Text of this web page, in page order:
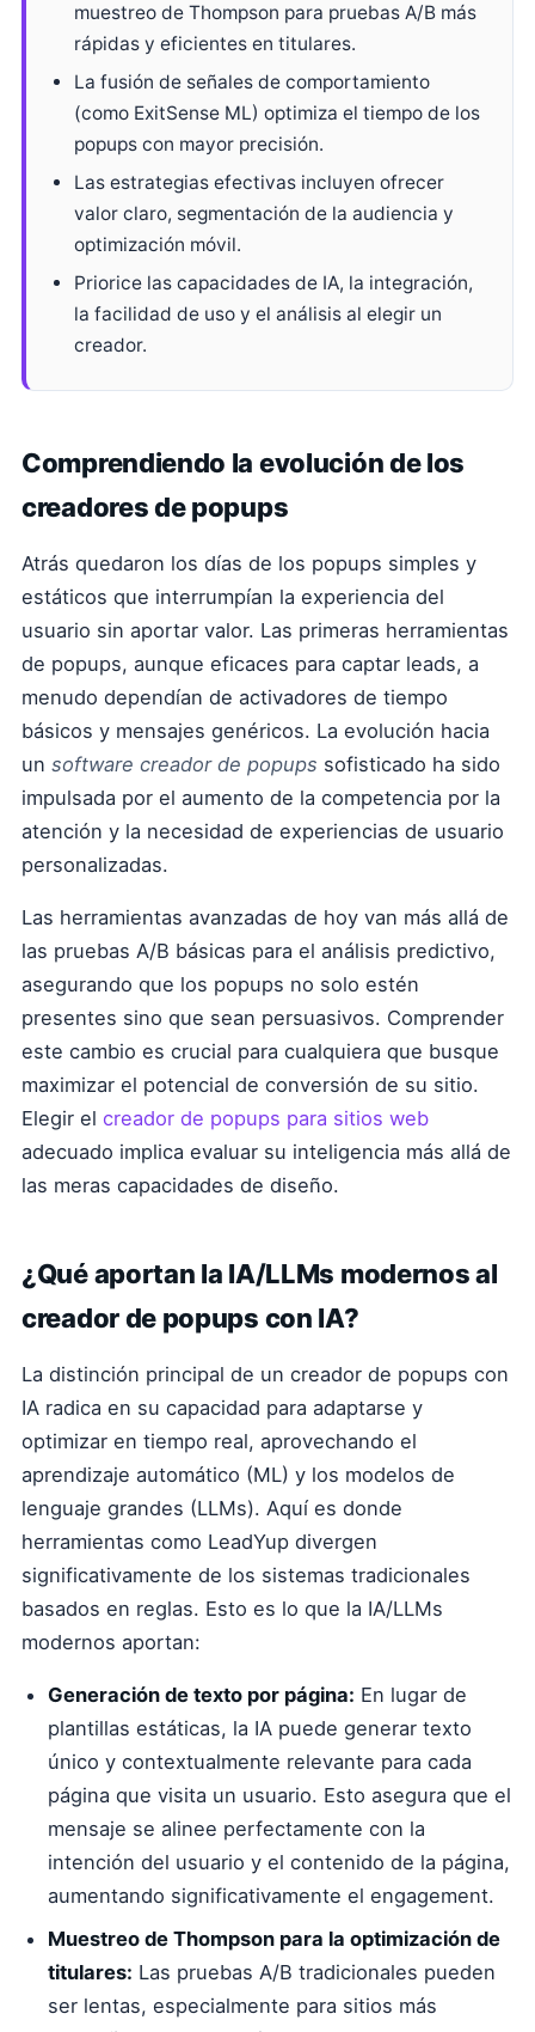
muestreo de Thompson para pruebas A/B más
rápidas y eficientes en titulares.
La fusión de señales de comportamiento
(como ExitSense ML) optimiza el tiempo de los
popups con mayor precisión.
Las estrategias efectivas incluyen ofrecer
valor claro, segmentación de la audiencia y
optimización móvil.
Priorice las capacidades de IA, la integración,
la facilidad de uso y el análisis al elegir un
creador.
Comprendiendo la evolución de los
creadores de popups
Atrás quedaron los días de los popups simples y
estáticos que interrumpían la experiencia del
usuario sin aportar valor. Las primeras herramientas
de popups, aunque eficaces para captar leads, a
menudo dependían de activadores de tiempo
básicos y mensajes genéricos. La evolución hacia
un software creador de popups sofisticado ha sido
impulsada por el aumento de la competencia por la
atención y la necesidad de experiencias de usuario
personalizadas.
Las herramientas avanzadas de hoy van más allá de
las pruebas A/B básicas para el análisis predictivo,
asegurando que los popups no solo estén
presentes sino que sean persuasivos. Comprender
este cambio es crucial para cualquiera que busque
maximizar el potencial de conversión de su sitio.
Elegir el creador de popups para sitios web
adecuado implica evaluar su inteligencia más allá de
las meras capacidades de diseño.
¿Qué aportan la IA/LLMs modernos al
creador de popups con IA?
La distinción principal de un creador de popups con
IA radica en su capacidad para adaptarse y
optimizar en tiempo real, aprovechando el
aprendizaje automático (ML) y los modelos de
lenguaje grandes (LLMs). Aquí es donde
herramientas como LeadYup divergen
significativamente de los sistemas tradicionales
basados en reglas. Esto es lo que la IA/LLMs
modernos aportan:
Generación de texto por página: En lugar de
plantillas estáticas, la IA puede generar texto
único y contextualmente relevante para cada
página que visita un usuario. Esto asegura que el
mensaje se alinee perfectamente con la
intención del usuario y el contenido de la página,
aumentando significativamente el engagement.
Muestreo de Thompson para la optimización de
titulares: Las pruebas A/B tradicionales pueden
ser lentas, especialmente para sitios más